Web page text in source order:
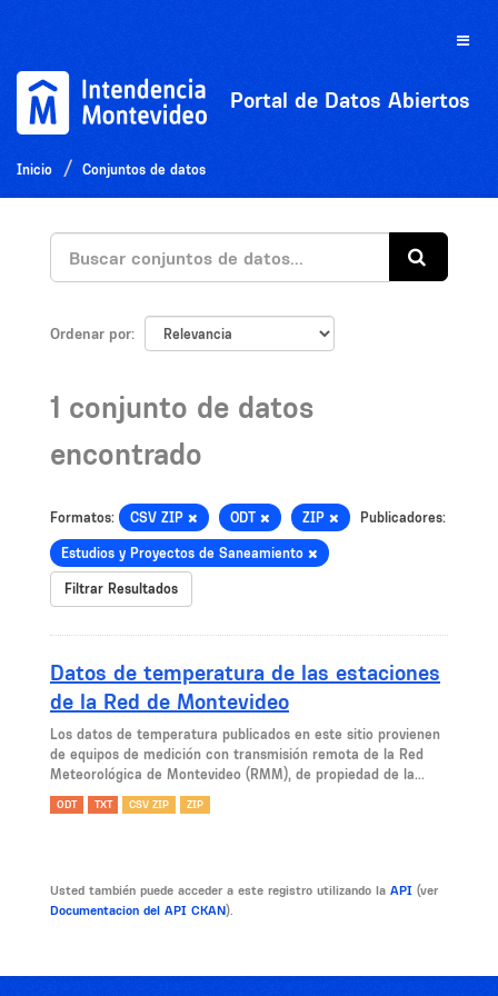
Toggle
Portal de Datos Abiertos
Inicio Conjuntos de datos
Ordenar por
1 conjunto de datos
encontrado
Formatos: CSV ZIP ODT ZIP Publicadores:
Estudios y Proyectos de Saneamiento
Filtrar Resultados
Datos de temperatura de las estaciones
de la Red de Montevideo
Los datos de temperatura publicados en este sitio provienen
de equipos de medición con transmisión remota de la Red
Meteorológica de Montevideo (RMM), de propiedad de la...
ODT TXT CSV ZIP ZIP
Usted también puede acceder a este registro utilizando la API (ver
Documentacion del API CKAN).